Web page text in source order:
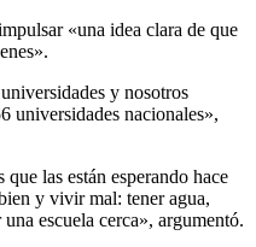
«una idea clara de que
y nosotros
universidades nacionales»,
las están esperando hace
y vivir mal: tener agua,
escuela cerca», argumentó.